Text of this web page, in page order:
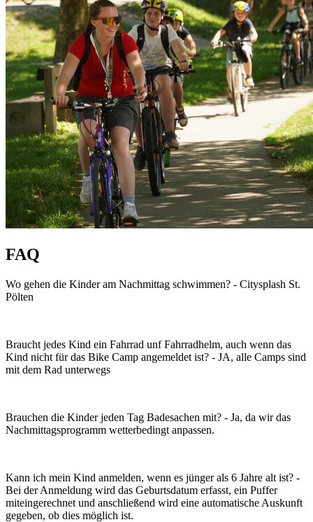
FAQ
Wo gehen die Kinder am Nachmittag schwimmen? - Citysplash St.
Pölten
Braucht jedes Kind ein Fahrrad unf Fahrradhelm, auch wenn das
Kind nicht für das Bike Camp angemeldet ist? - JA, alle Camps sind
mit dem Rad unterwegs
Brauchen die Kinder jeden Tag Badesachen mit? - Ja, da wir das
Nachmittagsprogramm wetterbedingt anpassen.
Kann ich mein Kind anmelden, wenn es jünger als 6 Jahre alt ist? -
Bei der Anmeldung wird das Geburtsdatum erfasst, ein Puffer
miteingerechnet und anschließend wird eine automatische Auskunft
gegeben, ob dies möglich ist.